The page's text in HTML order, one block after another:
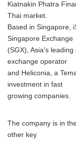
Kiatnakin Phatra
Thai market.
Based in Singapore,
Singapore Exchange
(SGX), Asia's
exchange operator
and Heliconia, a
investment in fast
growing companies.
The company is in
other key